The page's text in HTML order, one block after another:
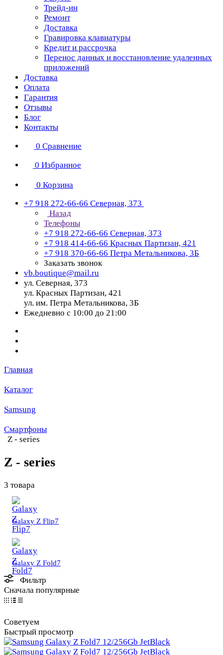
Трейд-ин
Ремонт
Доставка
Гравировка клавиатуры
Кредит и рассрочка
Перенос данных и восстановление удаленных
приложений
Доставка
Оплата
Гарантия
Отзывы
Блог
Контакты
0 Сравнение
0 Избранное
0 Корзина
+7 918 272-66-66 Северная, 373
Назад
Телефоны
+7 918 272-66-66 Северная, 373
+7 918 414-66-66 Красных Партизан, 421
+7 918 370-66-66 Петра Метальникова, 3Б
Заказать звонок
vb.boutique@mail.ru
ул. Северная, 373
ул. Красных Партизан, 421
ул. им. Петра Метальникова, 3Б
Ежедневно с 10:00 до 21:00
Главная
Каталог
Samsung
Смартфоны
Z - series
Z - series
3 товара
Galaxy Z Flip7
Galaxy Z Fold7
Фильтр
Сначала популярные
Советуем
Быстрый просмотр